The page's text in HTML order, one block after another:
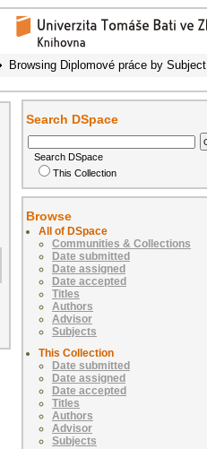
Browsing Diplomové práce by Subject
Search DSpace
Search DSpace
This Collection
Browse
All of DSpace
Communities & Collections
Date submitted
Date assigned
Date accepted
Titles
Authors
Advisor
Subjects
This Collection
Date submitted
Date assigned
Date accepted
Titles
Authors
Advisor
Subjects